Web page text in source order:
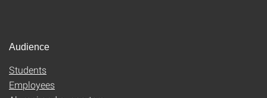
Audience
Students
Employees